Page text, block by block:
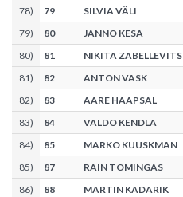
78) 79
SILVIA VÄLI
79) 80
JANNO KESA
80) 81
NIKITA ZABELLEVITS
81) 82
ANTON VASK
82) 83
AARE HAAPSAL
83) 84
VALDO KENDLA
84) 85
MARKO KUUSKMAN
85) 87
RAIN TOMINGAS
86) 88
MARTIN KADARIK